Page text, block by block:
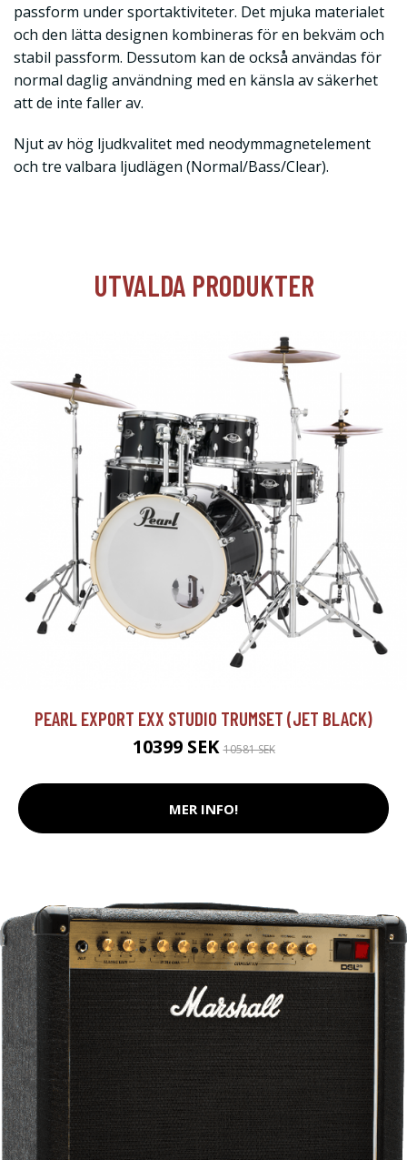
passform under sportaktiviteter. Det mjuka materialet
och den lätta designen kombineras för en bekväm och
stabil passform. Dessutom kan de också användas för
normal daglig användning med en känsla av säkerhet
att de inte faller av.
Njut av hög ljudkvalitet med neodymmagnetelement
och tre valbara ljudlägen (Normal/Bass/Clear).
UTVALDA PRODUKTER
PEARL EXPORT EXX STUDIO TRUMSET (JET BLACK)
10399 SEK10581 SEK
MER INFO!